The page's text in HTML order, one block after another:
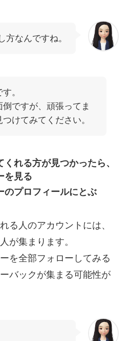
方なんですね。
。
倒ですが、頑張ってま
けてみてください。
れる方が見つかったら、
を見る
のプロフィールにとぶ
る人のアカウントには、
が集まります。
を全部フォローしてみる
バックが集まる可能性が